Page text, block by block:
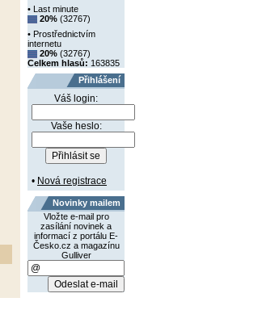
• Last minute
20% (32767)
• Prostřednictvím
internetu
20% (32767)
Celkem hlasů: 163835
Přihlášení
Váš login:
Vaše heslo:
• Nová registrace
Novinky mailem
Vložte e-mail pro
zasílání novinek a
informací z portálu E-
Česko.cz a magazínu
Gulliver